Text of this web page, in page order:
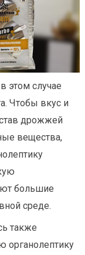
этом случае
Чтобы вкус и
дрожжей
вещества,
большие
среде.
также
органолептику